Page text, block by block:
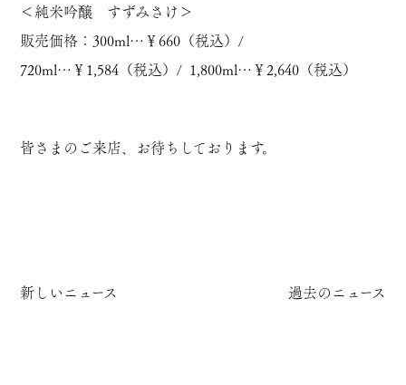
＜ 純米吟醸 すずみさけ ＞
販売価格： 300ml…￥660（税込） /
720ml…￥1,584（税込） / 1,800ml…￥2,640（税込）
皆さまのご来店、お待ちしております。
新しいニュース 過去のニュース